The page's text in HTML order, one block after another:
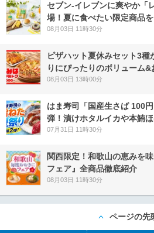
セブン‐イレブンに爽やか「
場！夏に食べたい限定商品
08月03日 11時30分
ピザハット夏休みセット3種
りにぴったりのボリューム
08月03日 13時00分
はま寿司「国産生さば 100
弾！漬けホタルイカや本鮪
07月31日 11時30分
関西限定！和歌山の恵みを
フェア』全商品徹底紹介
08月03日 11時30分
ページの先